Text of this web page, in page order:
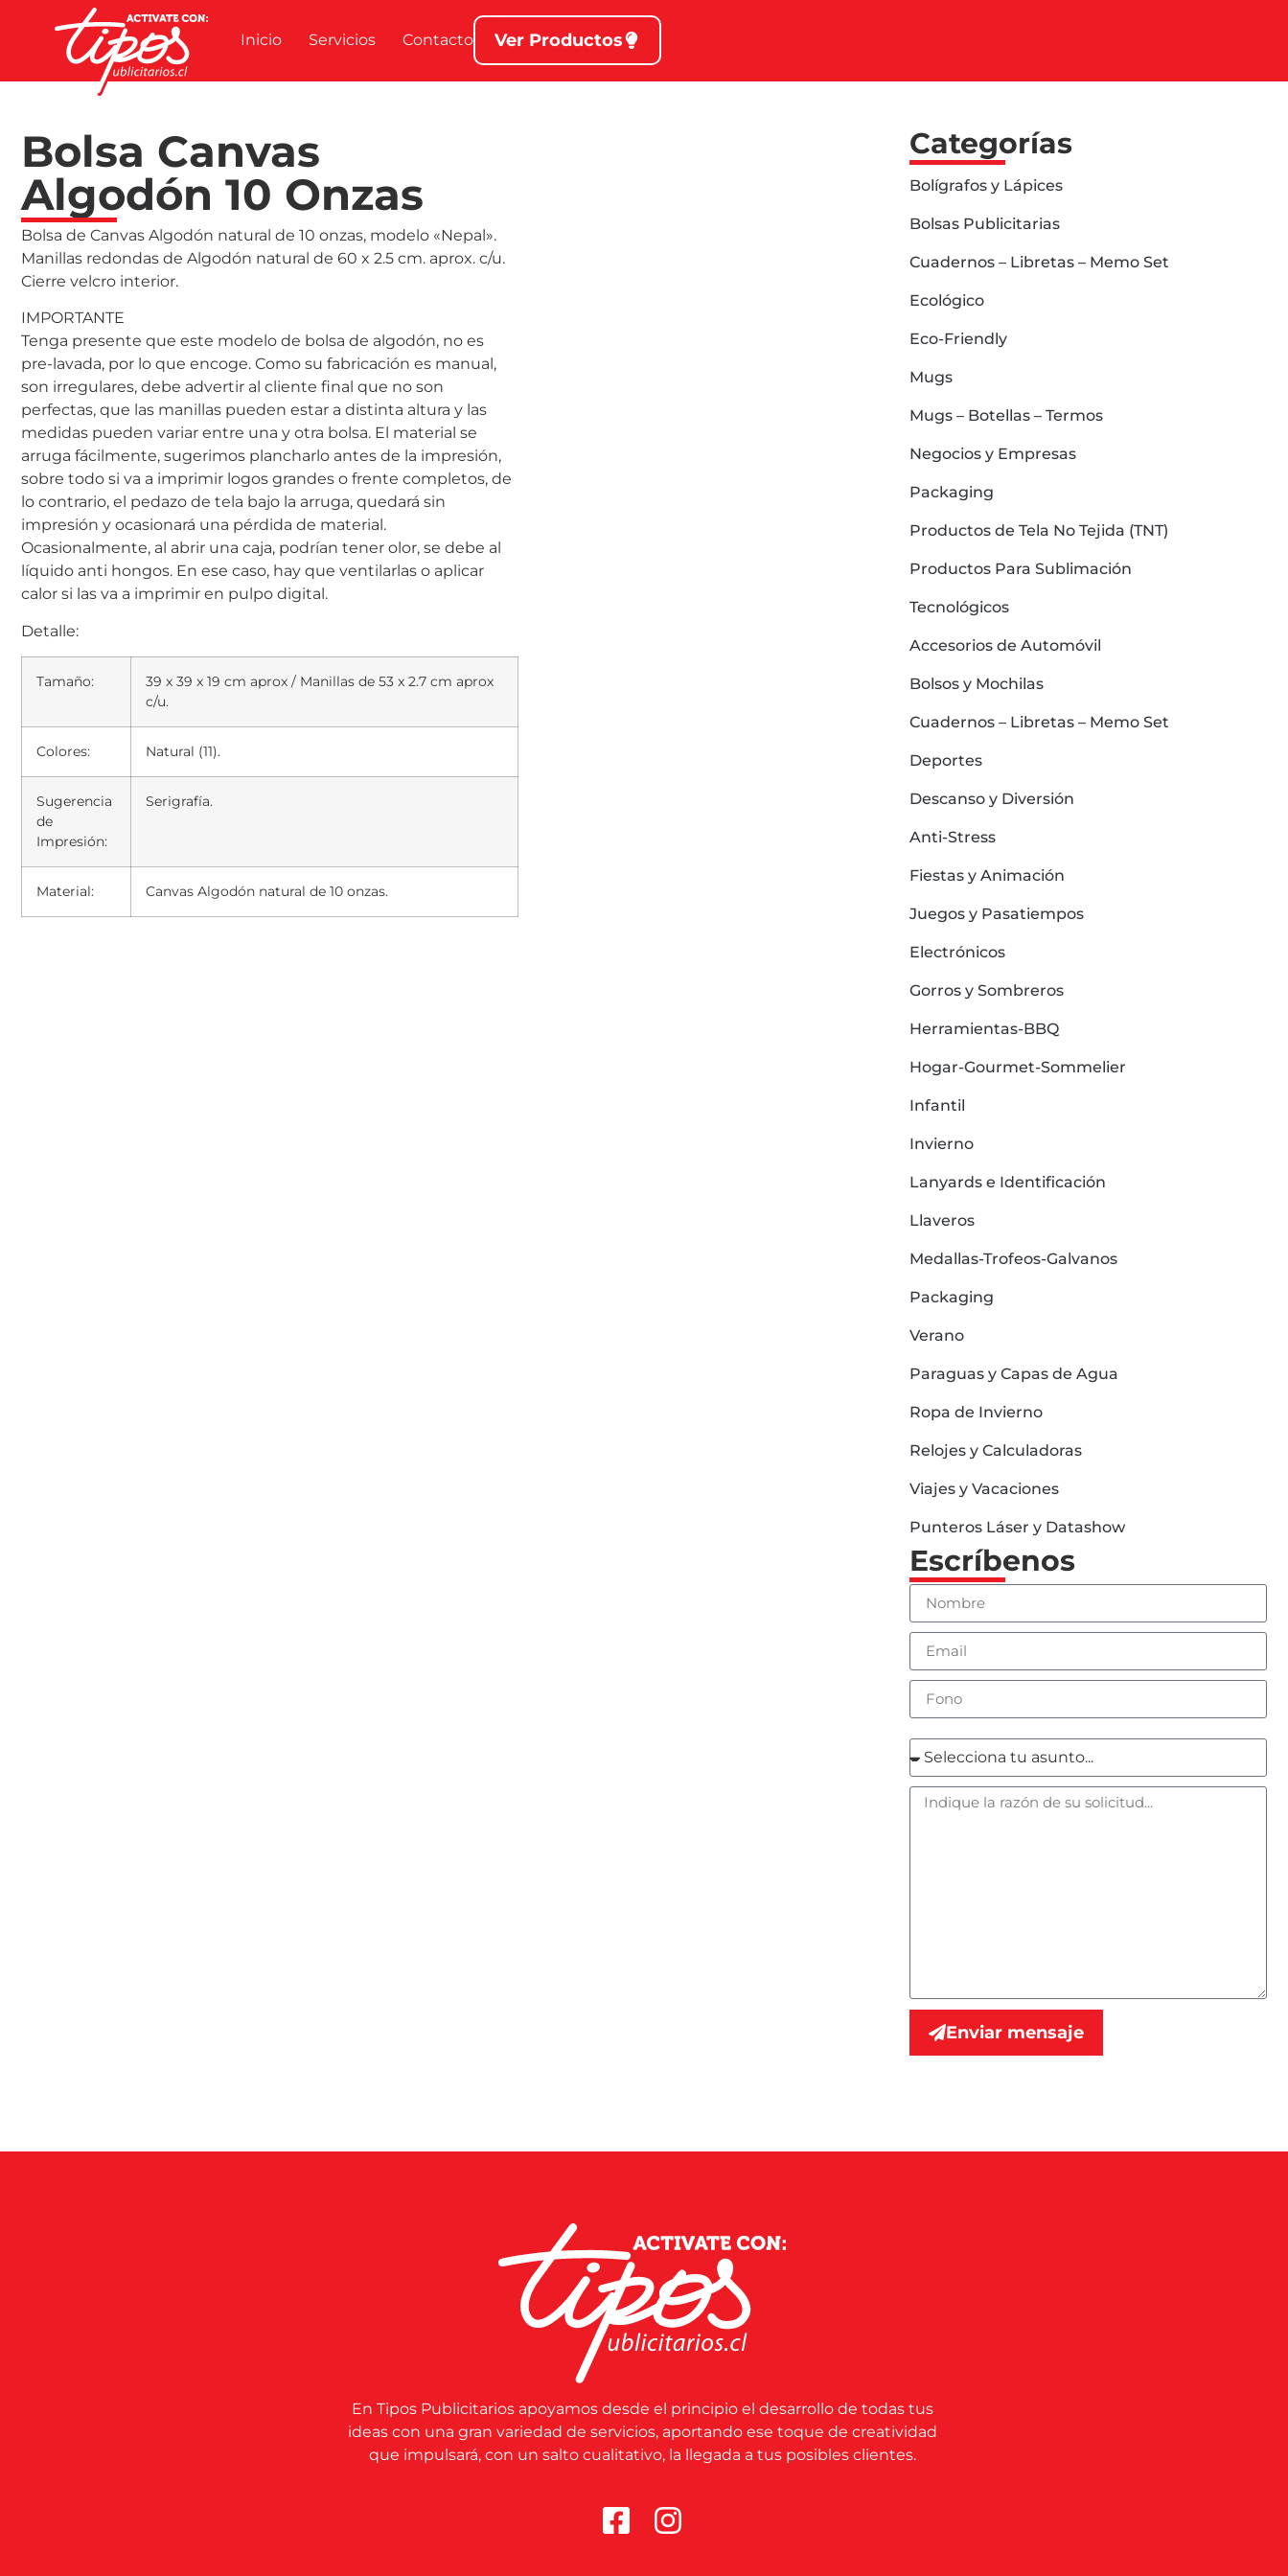
Inicio Servicios Contacto Ver Productos
Bolsa Canvas
Algodón 10 Onzas
Bolsa de Canvas Algodón natural de 10 onzas, modelo «Nepal».
Manillas redondas de Algodón natural de 60 x 2.5 cm. aprox. c/u.
Cierre velcro interior.
IMPORTANTE
Tenga presente que este modelo de bolsa de algodón, no es
pre-lavada, por lo que encoge. Como su fabricación es manual,
son irregulares, debe advertir al cliente final que no son
perfectas, que las manillas pueden estar a distinta altura y las
medidas pueden variar entre una y otra bolsa. El material se
arruga fácilmente, sugerimos plancharlo antes de la impresión,
sobre todo si va a imprimir logos grandes o frente completos, de
lo contrario, el pedazo de tela bajo la arruga, quedará sin
impresión y ocasionará una pérdida de material.
Ocasionalmente, al abrir una caja, podrían tener olor, se debe al
líquido anti hongos. En ese caso, hay que ventilarlas o aplicar
calor si las va a imprimir en pulpo digital.
Detalle:
Tamaño:
39 x 39 x 19 cm aprox / Manillas de 53 x 2.7 cm aprox
c/u.
Colores: Natural (11).
Sugerencia
de
Impresión:
Serigrafía.
Material: Canvas Algodón natural de 10 onzas.
Categorías
Bolígrafos y Lápices
Bolsas Publicitarias
Cuadernos – Libretas – Memo Set
Ecológico
Eco-Friendly
Mugs
Mugs – Botellas – Termos
Negocios y Empresas
Packaging
Productos de Tela No Tejida (TNT)
Productos Para Sublimación
Tecnológicos
Accesorios de Automóvil
Bolsos y Mochilas
Cuadernos – Libretas – Memo Set
Deportes
Descanso y Diversión
Anti-Stress
Fiestas y Animación
Juegos y Pasatiempos
Electrónicos
Gorros y Sombreros
Herramientas-BBQ
Hogar-Gourmet-Sommelier
Infantil
Invierno
Lanyards e Identificación
Llaveros
Medallas-Trofeos-Galvanos
Packaging
Verano
Paraguas y Capas de Agua
Ropa de Invierno
Relojes y Calculadoras
Viajes y Vacaciones
Punteros Láser y Datashow
Escríbenos
Enviar mensaje
En Tipos Publicitarios apoyamos desde el principio el desarrollo de todas tus
ideas con una gran variedad de servicios, aportando ese toque de creatividad
que impulsará, con un salto cualitativo, la llegada a tus posibles clientes.